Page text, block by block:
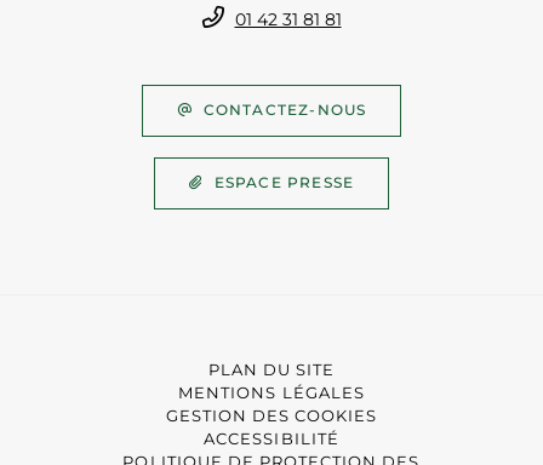
01 42 31 81 81
CONTACTEZ-NOUS
ESPACE PRESSE
PLAN DU SITE
MENTIONS LÉGALES
GESTION DES COOKIES
ACCESSIBILITÉ
POLITIQUE DE PROTECTION DES